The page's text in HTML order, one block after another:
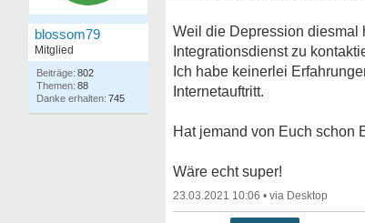
blossom79
Mitglied
802
88
745
Weil die Depression diesmal
Integrationsdienst zu
Ich habe keinerlei
Internetauftritt.
Hat jemand von Euch schon
Wäre echt super!
23.03.2021 10:06 •